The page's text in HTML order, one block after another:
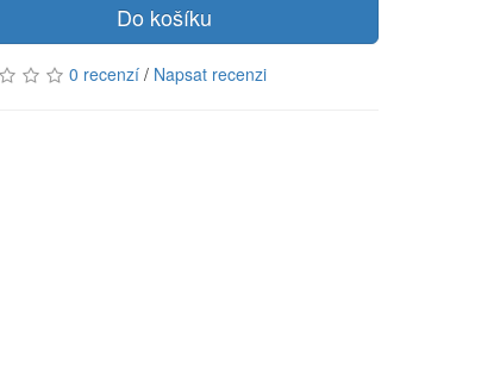
Do košíku
0 recenzí / Napsat recenzi